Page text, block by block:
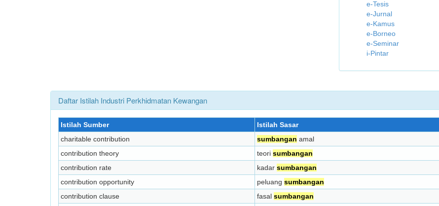
e-Tesis
e-Jurnal
e-Kamus
e-Borneo
e-Seminar
i-Pintar
Daftar Istilah Industri Perkhidmatan Kewangan
Istilah Sumber Istilah Sasar
charitable contribution
sumbangan amal
contribution theory
teori sumbangan
contribution rate
kadar sumbangan
contribution opportunity
peluang sumbangan
contribution clause
fasal sumbangan